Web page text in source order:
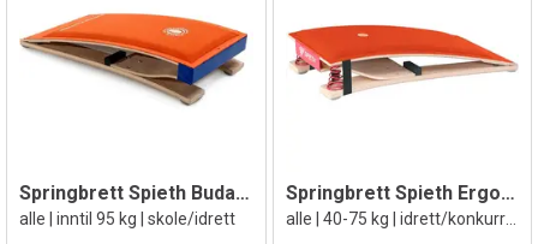
Springbrett Spieth Budapest
alle | inntil 95 kg | skole/idrett
Springbrett Spieth Ergotop 2
alle | 40-75 kg | idrett/konkurranse